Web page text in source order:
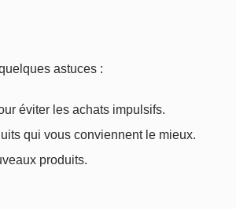
astuces :
éviter les achats impulsifs.
qui vous conviennent le mieux.
produits.